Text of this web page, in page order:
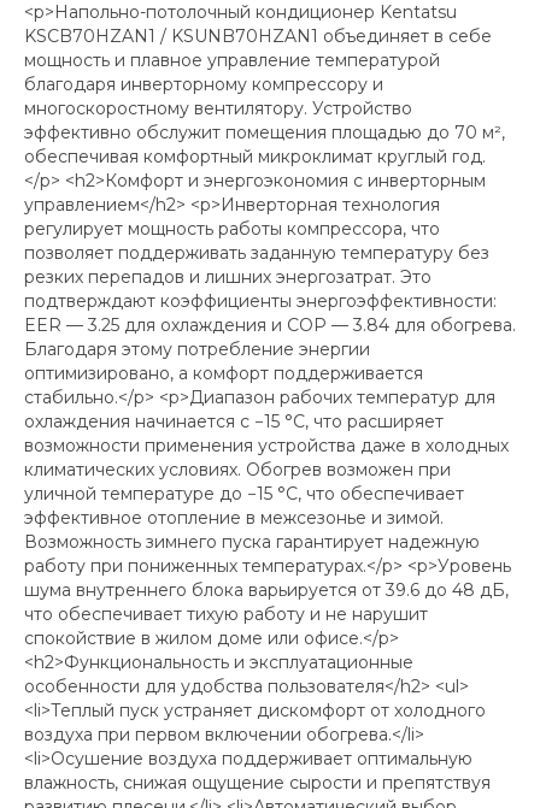
<p>Напольно-потолочный кондиционер Kentatsu
KSCB70HZAN1 / KSUNB70HZAN1 объединяет в себе
мощность и плавное управление температурой
благодаря инверторному компрессору и
многоскоростному вентилятору. Устройство
эффективно обслужит помещения площадью до 70 м²,
обеспечивая комфортный микроклимат круглый год.
</p> <h2>Комфорт и энергоэкономия с инверторным
управлением</h2> <p>Инверторная технология
регулирует мощность работы компрессора, что
позволяет поддерживать заданную температуру без
резких перепадов и лишних энергозатрат. Это
подтверждают коэффициенты энергоэффективности:
EER — 3.25 для охлаждения и COP — 3.84 для обогрева.
Благодаря этому потребление энергии
оптимизировано, а комфорт поддерживается
стабильно.</p> <p>Диапазон рабочих температур для
охлаждения начинается с −15 °C, что расширяет
возможности применения устройства даже в холодных
климатических условиях. Обогрев возможен при
уличной температуре до −15 °C, что обеспечивает
эффективное отопление в межсезонье и зимой.
Возможность зимнего пуска гарантирует надежную
работу при пониженных температурах.</p> <p>Уровень
шума внутреннего блока варьируется от 39.6 до 48 дБ,
что обеспечивает тихую работу и не нарушит
спокойствие в жилом доме или офисе.</p>
<h2>Функциональность и эксплуатационные
особенности для удобства пользователя</h2> <ul>
<li>Теплый пуск устраняет дискомфорт от холодного
воздуха при первом включении обогрева.</li>
<li>Осушение воздуха поддерживает оптимальную
влажность, снижая ощущение сырости и препятствуя